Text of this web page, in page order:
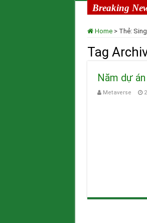
Breaking
Home > Thẻ:
Tag
Năm dự
Metaverse